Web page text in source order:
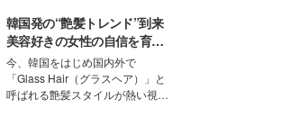
な美容の常識を大きく変える可能
性を秘めた、革新的な「Water
Capturing Skin（ウォーターキャ
プチャリングスキン：捕水肌）」
技術を、花王が構築した。
韓国発の“艶髪トレンド”到来
美容好きの女性の自信を育む
「ヘアケア事情」って？
今、韓国をはじめ国内外で
「Glass Hair（グラスヘア）」と
呼ばれる艶髪スタイルが熱い視線